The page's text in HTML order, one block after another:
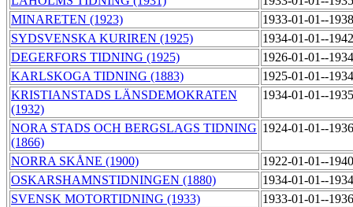
MINARETEN (1923)
1933-01-01--
SYDSVENSKA KURIREN (1925)
1934-01-01--
DEGERFORS TIDNING (1925)
1926-01-01--
KARLSKOGA TIDNING (1883)
1925-01-01--
KRISTIANSTADS LÄNSDEMOKRATEN
(1932)
1934-01-01--
NORA STADS OCH BERGSLAGS TIDNING
(1866)
1924-01-01--
NORRA SKÅNE (1900)
1922-01-01--
OSKARSHAMNSTIDNINGEN (1880)
1934-01-01--
SVENSK MOTORTIDNING (1933)
1933-01-01--